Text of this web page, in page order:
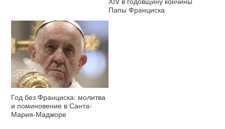
Папы Франциска
Год без Франциска: молитва
и поминовение в Санта-
Мария-Маджоре